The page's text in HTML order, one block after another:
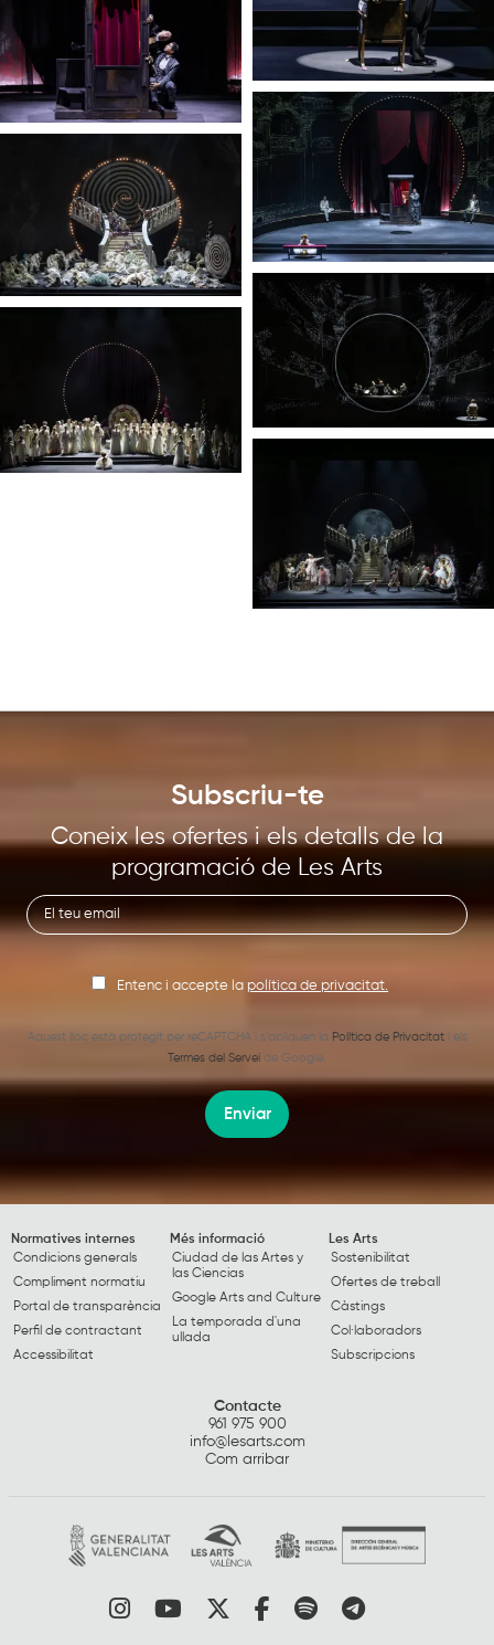
Subscriu-te
Coneix les ofertes i els detalls de la
programació de Les Arts
Entenc i accepte la política de privacitat.
Aquest lloc està protegit per reCAPTCHA i s’apliquen la Política de Privacitati els
Termes del Servei de Google.
Enviar
Normatives internes
Condicions generals
Compliment normatiu
Portal de transparència
Perfil de contractant
Accessibilitat
Més informació
Ciudad de las Artes y
las Ciencias
Google Arts and Culture
La temporada d'una
ullada
Les Arts
Sostenibilitat
Ofertes de treball
Càstings
Col·laboradors
Subscripcions
Contacte
961 975 900
info@lesarts.com
Com arribar
Link a instagram
Link a youtube
Link a twitter
Link a facebook
Link a spotify
Link a